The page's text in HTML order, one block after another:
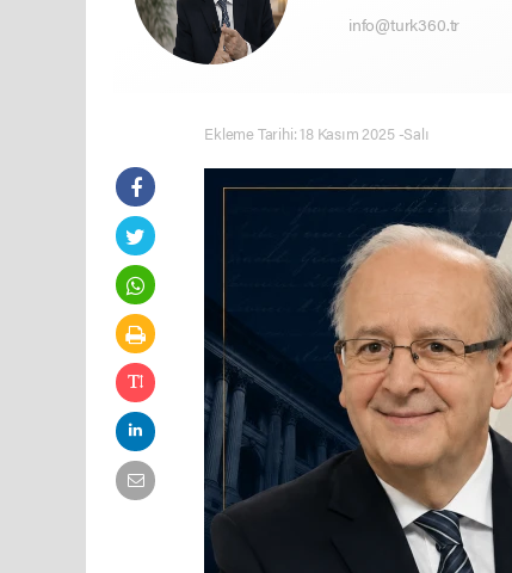
info@turk360.tr
Ekleme Tarihi: 18 Kasım 2025 -Salı